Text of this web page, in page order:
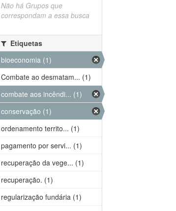
Não há Grupos que
correspondam a essa busca
Etiquetas
bioeconomia (1)
Combate ao desmatam... (1)
combate aos incêndi... (1)
conservação (1)
ordenamento territo... (1)
pagamento por servi... (1)
recuperação da vege... (1)
recuperação. (1)
regularização fundária (1)